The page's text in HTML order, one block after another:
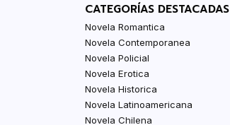
CATEGORÍAS DESTACADAS
Novela Romantica
Novela Contemporanea
Novela Policial
Novela Erotica
Novela Historica
Novela Latinoamericana
Novela Chilena